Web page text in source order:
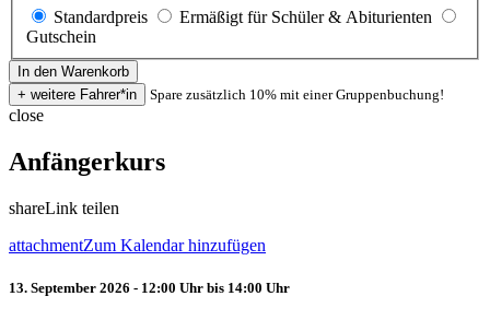
Standardpreis
Ermäßigt für Schüler & Abiturienten
Gutschein
Spare zusätzlich 10% mit einer Gruppenbuchung!
close
Anfängerkurs
shareLink teilen
attachmentZum Kalendar hinzufügen
13. September 2026 - 12:00 Uhr bis 14:00 Uhr